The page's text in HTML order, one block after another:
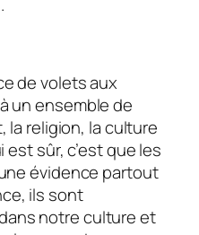
de volets aux
un ensemble de
la religion, la culture
est sûr, c’est que les
évidence partout
ils sont
notre culture et